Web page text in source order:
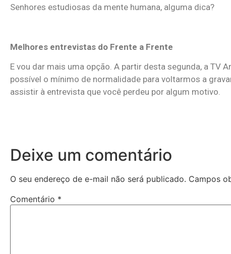
Senhores estudiosas da mente humana, alguma dica?
Melhores entrevistas do Frente a Frente
E vou dar mais uma opção. A partir desta segunda, a TV
possível o mínimo de normalidade para voltarmos a
assistir à entrevista que você perdeu por algum motivo.
Deixe um comentário
O seu endereço de e-mail não será publicado. Campos
Comentário *